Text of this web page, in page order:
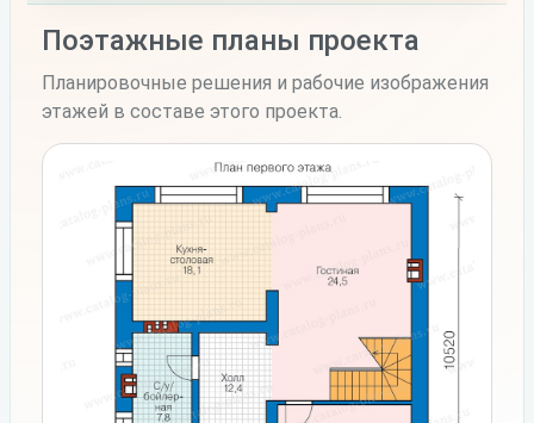
Поэтажные планы проекта
Планировочные решения и рабочие изображения
этажей в составе этого проекта.